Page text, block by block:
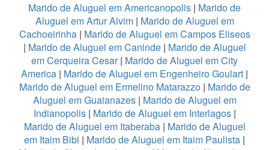
Marido de Aluguel em Americanopolis | Marido de
Aluguel em Artur Alvim | Marido de Aluguel em
Cachoeirinha| Marido de Aluguel em Campos Eliseos
| Marido de Aluguel em Caninde| Marido de Aluguel
em Cerqueira Cesar| Marido de Aluguel em City
America | Marido de Aluguel em Engenheiro Goulart |
Marido de Aluguel em Ermelino Matarazzo | Marido de
Aluguel em Guaianazes| Marido de Aluguel em
Indianopolis| Marido de Aluguel em Interlagos|
Marido de Aluguel em Itaberaba| Marido de Aluguel
em Itaim Bibi | Marido de Aluguel em Itaim Paulista |